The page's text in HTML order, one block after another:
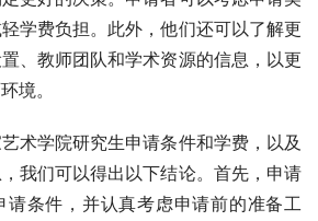
学费负担。此外，他们还可以了解更
、教师团队和学术资源的信息，以更
境。
术学院研究生申请条件和学费，以及
我们可以得出以下结论。首先，申请
请条件，并认真考虑申请前的准备工